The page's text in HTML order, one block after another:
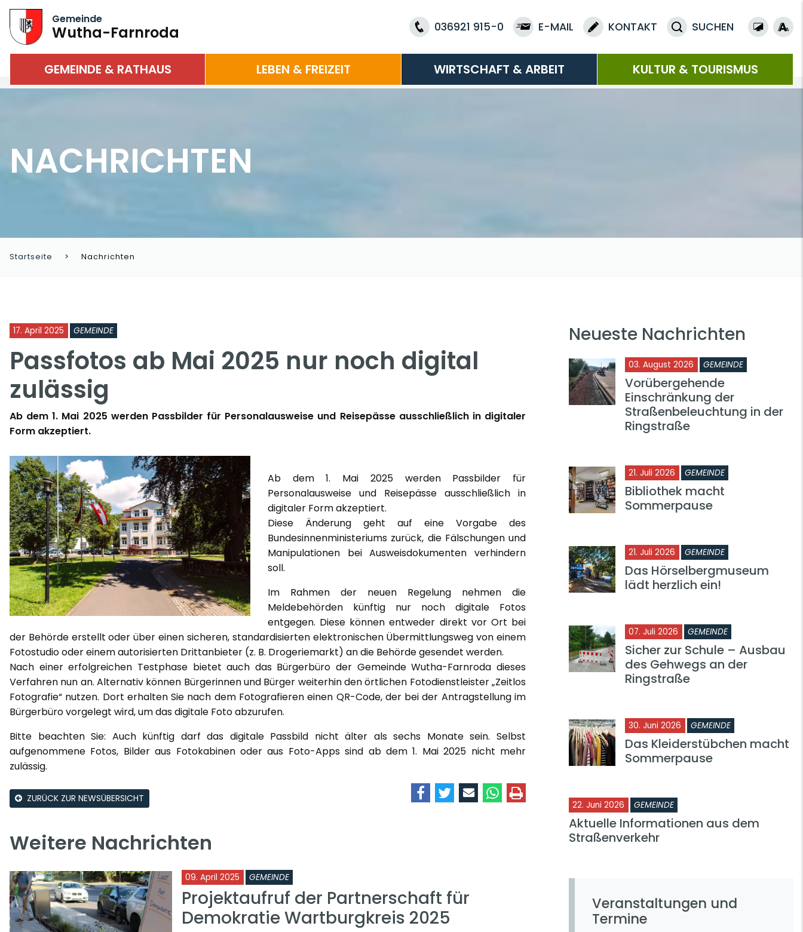
Gemeinde
Wutha-Farnroda 036921 915-0 E-MAIL KONTAKT SUCHEN
GEMEINDE & RATHAUS LEBEN & FREIZEIT WIRTSCHAFT & ARBEIT KULTUR & TOURISMUS
NACHRICHTEN
Startseite Nachrichten
17. April 2025 GEMEINDE
Passfotos ab Mai 2025 nur noch digital
zulässig
Ab dem 1. Mai 2025 werden Passbilder für Personalausweise und Reisepässe ausschließlich in digitaler
Form akzeptiert.
Ab dem 1. Mai 2025 werden Passbilder für
Personalausweise und Reisepässe ausschließlich in
digitaler Form akzeptiert.
Diese Änderung geht auf eine Vorgabe des
Bundesinnenministeriums zurück, die Fälschungen und
Manipulationen bei Ausweisdokumenten verhindern
soll.
Im Rahmen der neuen Regelung nehmen die
Meldebehörden künftig nur noch digitale Fotos
entgegen. Diese können entweder direkt vor Ort bei
der Behörde erstellt oder über einen sicheren, standardisierten elektronischen Übermittlungsweg von einem
Fotostudio oder einem autorisierten Drittanbieter (z. B. Drogeriemarkt) an die Behörde gesendet werden.
Nach einer erfolgreichen Testphase bietet auch das Bürgerbüro der Gemeinde Wutha-Farnroda dieses
Verfahren nun an. Alternativ können Bürgerinnen und Bürger weiterhin den örtlichen Fotodienstleister „Zeitlos
Fotografie“ nutzen. Dort erhalten Sie nach dem Fotografieren einen QR-Code, der bei der Antragstellung im
Bürgerbüro vorgelegt wird, um das digitale Foto abzurufen.
Bitte beachten Sie: Auch künftig darf das digitale Passbild nicht älter als sechs Monate sein. Selbst
aufgenommene Fotos, Bilder aus Fotokabinen oder aus Foto-Apps sind ab dem 1. Mai 2025 nicht mehr
zulässig.
ZURÜCK ZUR NEWSÜBERSICHT
Weitere Nachrichten
09. April 2025 GEMEINDE
Projektaufruf der Partnerschaft für
Demokratie Wartburgkreis 2025
Neueste Nachrichten
03. August 2026 GEMEINDE
Vorübergehende
Einschränkung der
Straßenbeleuchtung in der
Ringstraße
21. Juli 2026 GEMEINDE
Bibliothek macht
Sommerpause
21. Juli 2026 GEMEINDE
Das Hörselbergmuseum
lädt herzlich ein!
07. Juli 2026 GEMEINDE
Sicher zur Schule – Ausbau
des Gehwegs an der
Ringstraße
30. Juni 2026 GEMEINDE
Das Kleiderstübchen macht
Sommerpause
22. Juni 2026 GEMEINDE
Aktuelle Informationen aus dem
Straßenverkehr
Veranstaltungen und
Termine